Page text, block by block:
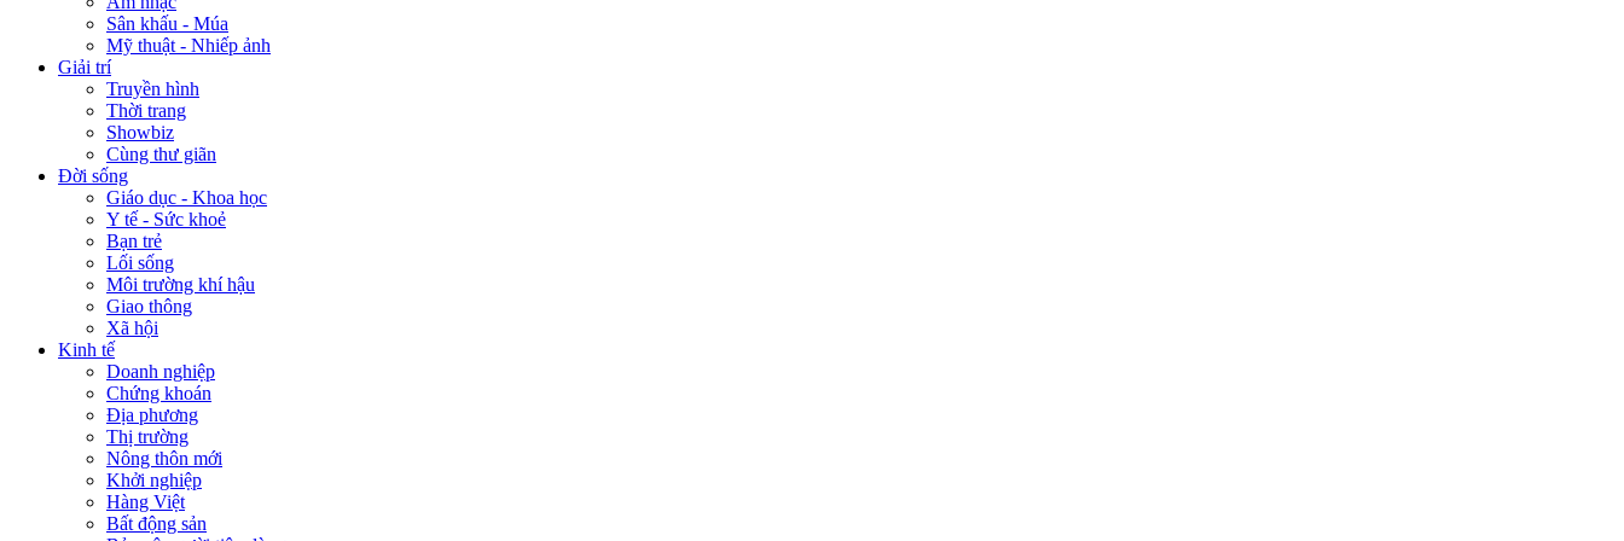
Sân khấu - Múa
Mỹ thuật - Nhiếp ảnh
Giải trí
Truyền hình
Thời trang
Showbiz
Cùng thư giãn
Đời sống
Giáo dục - Khoa học
Y tế - Sức khoẻ
Bạn trẻ
Lối sống
Môi trường khí hậu
Giao thông
Xã hội
Kinh tế
Doanh nghiệp
Chứng khoán
Địa phương
Thị trường
Nông thôn mới
Khởi nghiệp
Hàng Việt
Bất động sản